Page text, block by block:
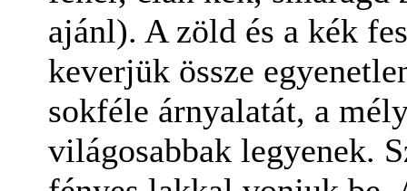
ajánl). A zöld és a kék
keverjük össze
sokféle árnyalatát, a
világosabbak legyenek.